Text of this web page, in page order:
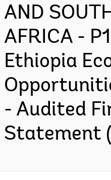
AND
AFRICA -
Ethiopia
- Audited
Statement